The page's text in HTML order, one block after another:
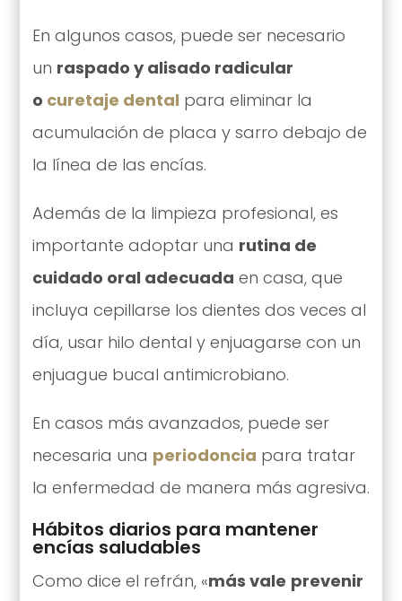
En algunos casos, puede ser necesario
un raspado y alisado radicular
o curetaje dental para eliminar la
acumulación de placa y sarro debajo de
la línea de las encías.
Además de la limpieza profesional, es
importante adoptar una rutina de
cuidado oral adecuada en casa, que
incluya cepillarse los dientes dos veces al
día, usar hilo dental y enjuagarse con un
enjuague bucal antimicrobiano.
En casos más avanzados, puede ser
necesaria una periodoncia para tratar
la enfermedad de manera más agresiva.
Hábitos diarios para mantener
encías saludables
Como dice el refrán, «más vale prevenir